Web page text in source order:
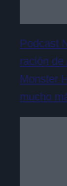
Podcast
ración
Monster
mucho